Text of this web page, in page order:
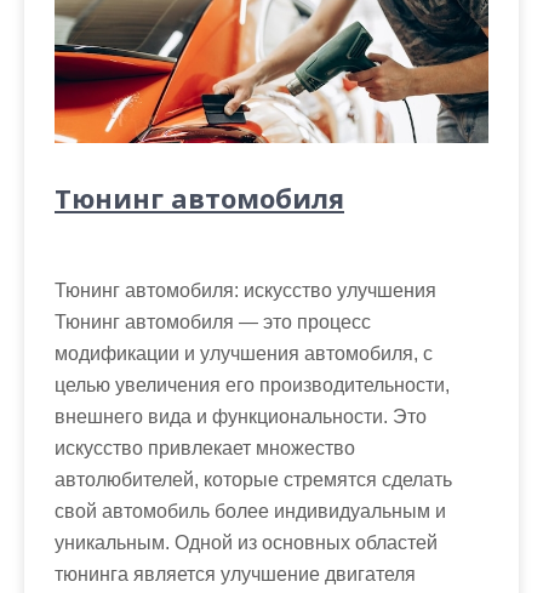
Тюнинг автомобиля
Тюнинг автомобиля: искусство улучшения
Тюнинг автомобиля — это процесс
модификации и улучшения автомобиля, с
целью увеличения его производительности,
внешнего вида и функциональности. Это
искусство привлекает множество
автолюбителей, которые стремятся сделать
свой автомобиль более индивидуальным и
уникальным. Одной из основных областей
тюнинга является улучшение двигателя